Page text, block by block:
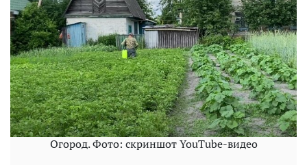
Огород. Фото: скриншот YouTube-видео